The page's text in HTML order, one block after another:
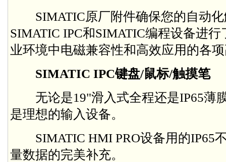
SIMATIC原厂附件确保您的自动化
SIMATIC IPC和SIMATIC编程设备进
业环境中电磁兼容性和高效应用的各
SIMATIC IPC键盘/鼠标/触摸笔
无论是19"滑入式全程还是IP65薄
是理想的输入设备。
SIMATIC HMI PRO设备用的IP65
量数据的完美补充。